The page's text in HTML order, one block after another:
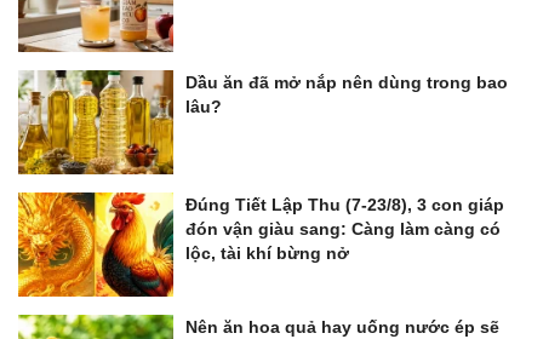
Dầu ăn đã mở nắp nên dùng trong bao
lâu?
Đúng Tiết Lập Thu (7-23/8), 3 con giáp
đón vận giàu sang: Càng làm càng có
lộc, tài khí bừng nở
Nên ăn hoa quả hay uống nước ép sẽ